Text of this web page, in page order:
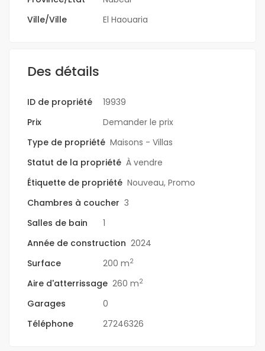
Ville/Ville
El Haouaria
Des détails
ID de propriété
19939
Prix
Demander le prix
Type de propriété Maisons - Villas
Statut de la propriété À vendre
Étiquette de propriété Nouveau, Promo
Chambres à coucher 3
Salles de bain
1
Année de construction 2024
Surface
200 m2
Aire d'atterrissage 260 m2
Garages
0
Téléphone
27246326